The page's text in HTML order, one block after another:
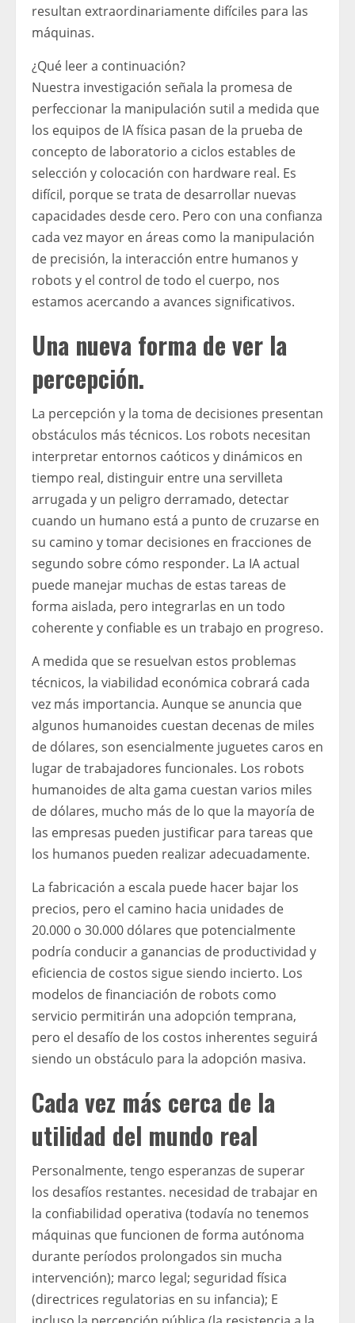
resultan extraordinariamente difíciles para las
máquinas.
¿Qué leer a continuación?
Nuestra investigación señala la promesa de
perfeccionar la manipulación sutil a medida que
los equipos de IA física pasan de la prueba de
concepto de laboratorio a ciclos estables de
selección y colocación con hardware real. Es
difícil, porque se trata de desarrollar nuevas
capacidades desde cero. Pero con una confianza
cada vez mayor en áreas como la manipulación
de precisión, la interacción entre humanos y
robots y el control de todo el cuerpo, nos
estamos acercando a avances significativos.
Una nueva forma de ver la
percepción.
La percepción y la toma de decisiones presentan
obstáculos más técnicos. Los robots necesitan
interpretar entornos caóticos y dinámicos en
tiempo real, distinguir entre una servilleta
arrugada y un peligro derramado, detectar
cuando un humano está a punto de cruzarse en
su camino y tomar decisiones en fracciones de
segundo sobre cómo responder. La IA actual
puede manejar muchas de estas tareas de
forma aislada, pero integrarlas en un todo
coherente y confiable es un trabajo en progreso.
A medida que se resuelvan estos problemas
técnicos, la viabilidad económica cobrará cada
vez más importancia. Aunque se anuncia que
algunos humanoides cuestan decenas de miles
de dólares, son esencialmente juguetes caros en
lugar de trabajadores funcionales. Los robots
humanoides de alta gama cuestan varios miles
de dólares, mucho más de lo que la mayoría de
las empresas pueden justificar para tareas que
los humanos pueden realizar adecuadamente.
La fabricación a escala puede hacer bajar los
precios, pero el camino hacia unidades de
20.000 o 30.000 dólares que potencialmente
podría conducir a ganancias de productividad y
eficiencia de costos sigue siendo incierto. Los
modelos de financiación de robots como
servicio permitirán una adopción temprana,
pero el desafío de los costos inherentes seguirá
siendo un obstáculo para la adopción masiva.
Cada vez más cerca de la
utilidad del mundo real
Personalmente, tengo esperanzas de superar
los desafíos restantes. necesidad de trabajar en
la confiabilidad operativa (todavía no tenemos
máquinas que funcionen de forma autónoma
durante períodos prolongados sin mucha
intervención); marco legal; seguridad física
(directrices regulatorias en su infancia); E